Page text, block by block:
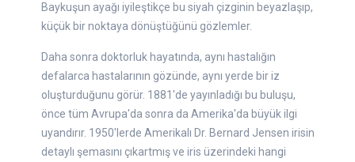
Baykuşun ayağı iyileştikçe bu siyah çizginin beyazlaşıp,
küçük bir noktaya dönüştüğünü gözlemler.
Daha sonra doktorluk hayatında, aynı hastalığın
defalarca hastalarının gözünde, aynı yerde bir iz
oluşturduğunu görür. 1881'de yayınladığı bu buluşu,
önce tüm Avrupa'da sonra da Amerika'da büyük ilgi
uyandırır. 1950'lerde Amerikalı Dr. Bernard Jensen irisin
detaylı şemasını çıkartmış ve iris üzerindeki hangi